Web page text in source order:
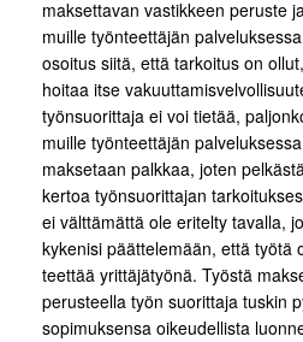
maksettavan vastikkeen peruste
muille työnteettäjän
osoitus siitä, että tarkoitus on
hoitaa itse
työnsuorittaja ei voi tietää,
muille työnteettäjän
maksetaan palkkaa, joten
kertoa työnsuorittajan
ei välttämättä ole eritelty tavalla,
kykenisi päättelemään, että työtä
teettää yrittäjätyönä. Työstä
perusteella työn suorittaja tuskin
sopimuksensa oikeudellista